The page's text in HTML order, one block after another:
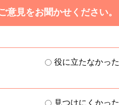
見をお聞かせください。
役に立たなかった
見つけにくかった